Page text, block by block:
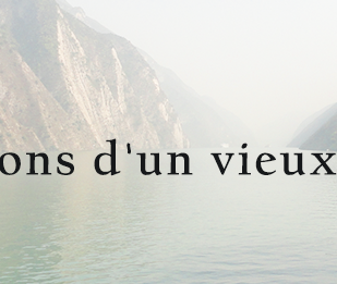
vieux…